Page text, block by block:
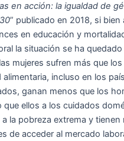
en acción: la igualdad de
” publicado en 2018, si bien
en educación y
la situación se ha
mujeres sufren más que
alimentaria, incluso en los
ganan menos que los
que ellos a los cuidados
a la pobreza extrema y tienen
de acceder al mercado